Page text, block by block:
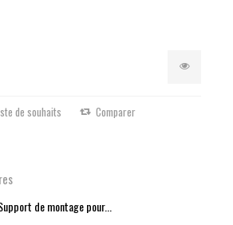
de souhaits Comparer
de montage pour...